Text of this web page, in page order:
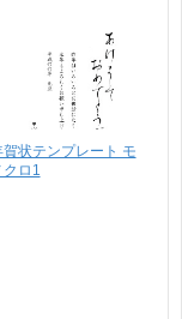
賀状テンプレート モ
クロ1